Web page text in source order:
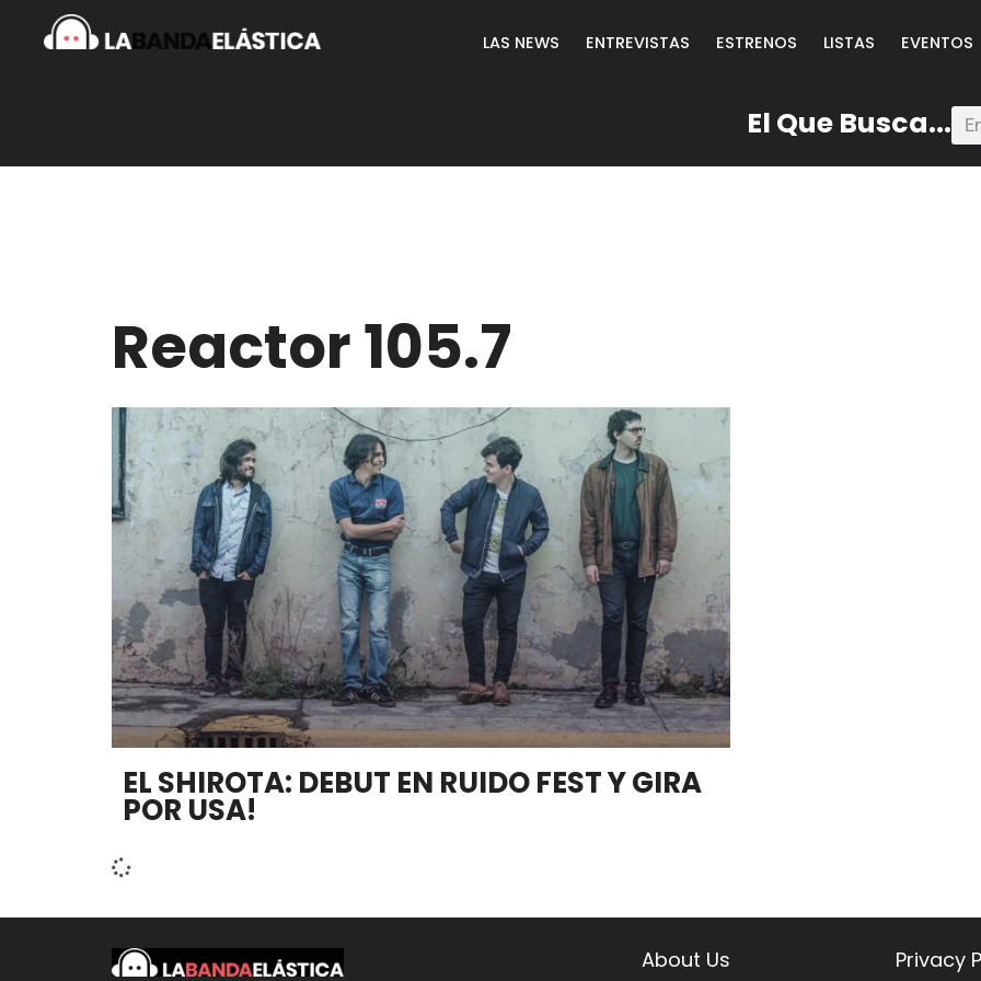
LAS NEWS ENTREVISTAS ESTRENOS LISTAS EVENTOS
El Que Busca...
Reactor 105.7
EL SHIROTA: DEBUT EN RUIDO FEST Y GIRA
POR USA!
About Us
Privacy